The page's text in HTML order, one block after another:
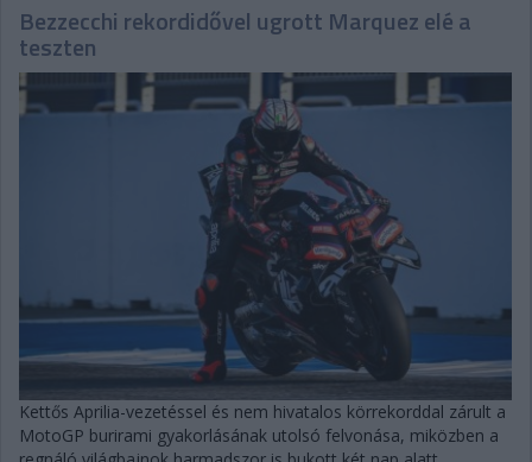
Bezzecchi rekordidővel ugrott Marquez elé a
teszten
Kettős Aprilia-vezetéssel és nem hivatalos körrekorddal zárult a
MotoGP burirami gyakorlásának utolsó felvonása, miközben a